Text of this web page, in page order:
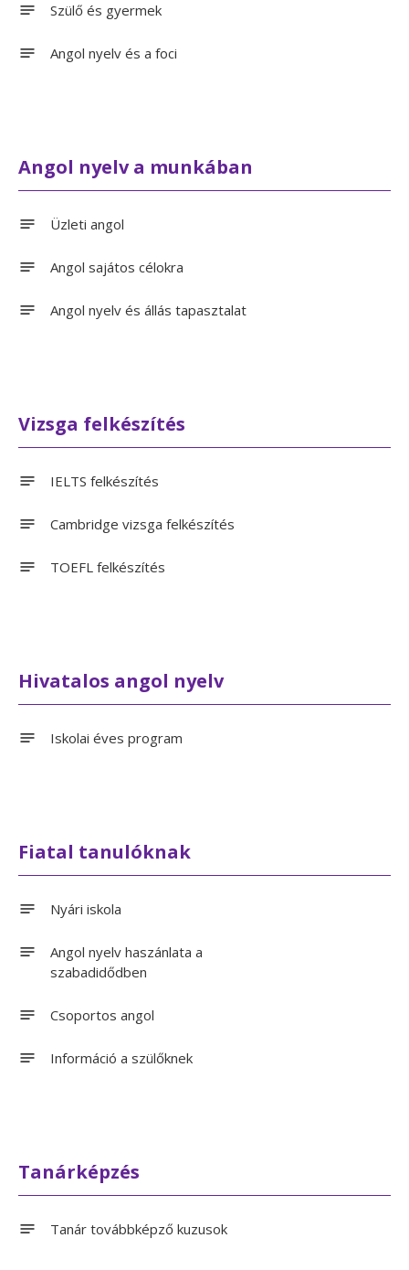
Szülő és gyermek
Angol nyelv és a foci
Angol nyelv a munkában
Üzleti angol
Angol sajátos célokra
Angol nyelv és állás tapasztalat
Vizsga felkészítés
IELTS felkészítés
Cambridge vizsga felkészítés
TOEFL felkészítés
Hivatalos angol nyelv
Iskolai éves program
Fiatal tanulóknak
Nyári iskola
Angol nyelv haszánlata a
szabadidődben
Csoportos angol
Információ a szülőknek
Tanárképzés
Tanár továbbképző kuzusok